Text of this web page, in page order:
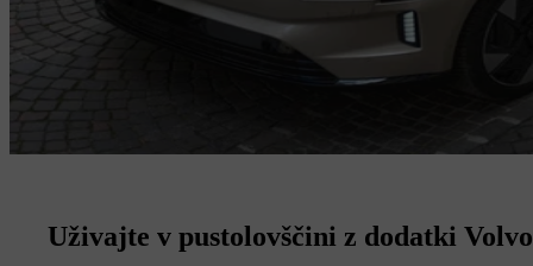
Uživajte v pustolovščini z dodatki Volvo